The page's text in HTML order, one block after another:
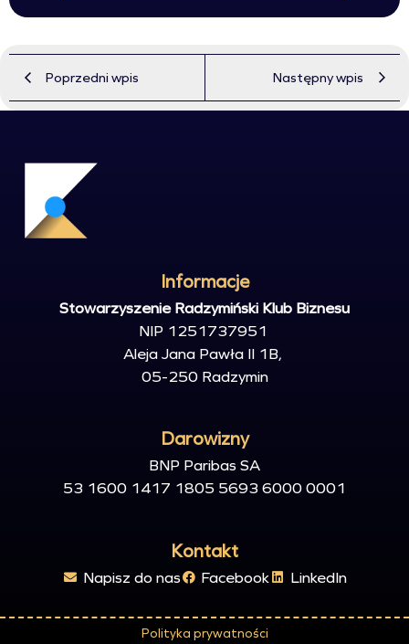
Poprzedni wpis Następny wpis
Informacje
Stowarzyszenie Radzymiński Klub Biznesu
NIP 1251737951
Aleja Jana Pawła II 1B,
05-250 Radzymin
Darowizny
BNP Paribas SA
53 1600 1417 1805 5693 6000 0001
Kontakt
Napisz do nas Facebook LinkedIn
Polityka prywatności